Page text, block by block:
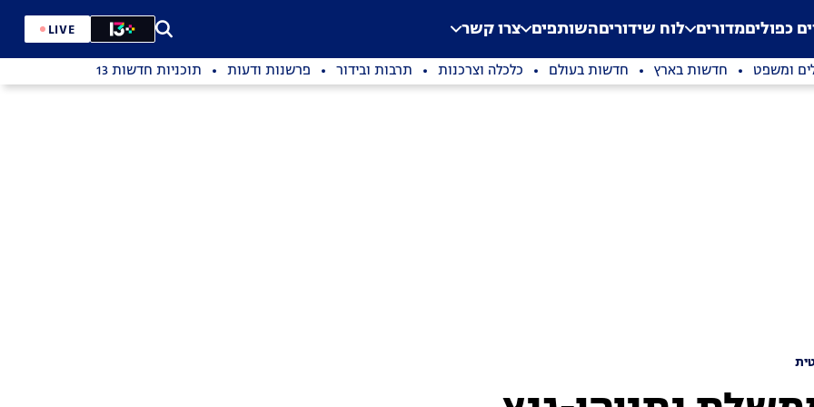
Application error: a
. כפוליםמדורים לוח שידוריםהשותפים צרו קשר LIVE
ומשפט חדשות בארץ חדשות בעולם כלכלה וצרכנות תרבות ובידור פרשנות ודעות תוכניות חדשות 13